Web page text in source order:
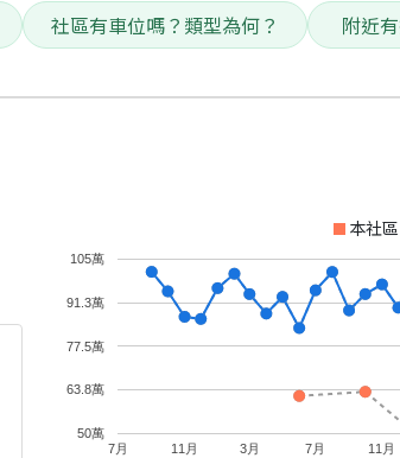
社區有車位嗎？類型為何？ 附近
本社區
7月 11月 3月 7月 11月
50萬
63.8萬
77.5萬
91.3萬
105萬